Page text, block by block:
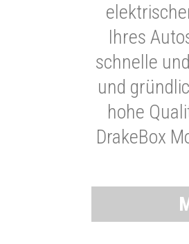
Ihres
schnelle
und
hohe
DrakeBox